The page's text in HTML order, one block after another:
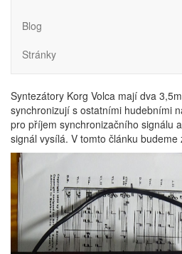
Blog
Stránky
Syntezátory Korg Volca mají dva
synchronizují s ostatními hudebními
pro příjem synchronizačního signálu
signál vysílá. V tomto článku budeme